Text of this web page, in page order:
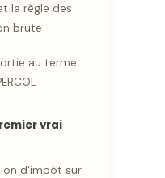
la règle des
brute
au terme
vrai
d'impôt sur